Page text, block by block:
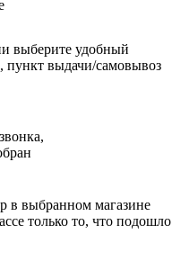
выберите удобный
пункт выдачи/самовывоз
в выбранном магазине
только то, что подошло